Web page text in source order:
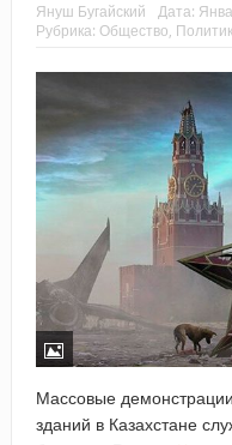
Януш Бугайский Дата:
Рубрика: Общество,
Массовые
зданий в Казахстане